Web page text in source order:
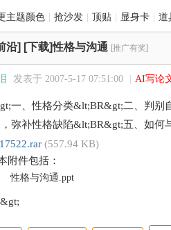
主题颜色 抢沙发 顶贴 显身卡 道
沿] [下载]性格与沟通 [推广有奖]
发表于 2007-5-17 07:51:00 AI写论
一、性格分类&lt;BR&gt;二、判别
弥补性格缺陷&lt;BR&gt;五、如
(557.94 KB)
附件包括：
性格与沟通.ppt